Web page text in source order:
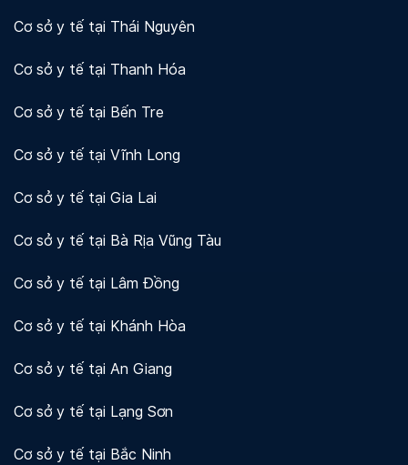
Cơ sở y tế tại Thái Nguyên
Cơ sở y tế tại Thanh Hóa
Cơ sở y tế tại Bến Tre
Cơ sở y tế tại Vĩnh Long
Cơ sở y tế tại Gia Lai
Cơ sở y tế tại Bà Rịa Vũng Tàu
Cơ sở y tế tại Lâm Đồng
Cơ sở y tế tại Khánh Hòa
Cơ sở y tế tại An Giang
Cơ sở y tế tại Lạng Sơn
Cơ sở y tế tại Bắc Ninh